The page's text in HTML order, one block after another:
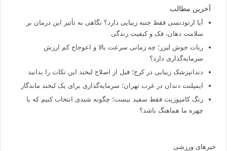
آخرین مطالب
آیا ارتودنسی فقط جنبه زیبایی دارد؟ نگاهی به تأثیر این درمان بر
سلامت دهان، فک و کیفیت زندگی
ربات جوش لیزر؛ چه زمانی سرعت بالا و اعوجاج کم ارزش
سرمایه‌گذاری دارد؟
دندانپزشک زیبایی در کرج؛ قبل از اصلاح لبخند این نکات را بدانید
ایمپلنت دندان در غرب تهران؛ سرمایه‌گذاری برای یک لبخند ماندگار
رنگ کامپوزیت فقط سفید نیست؛ چگونه شیدی انتخاب کنیم که با
چهره ما هماهنگ باشد؟
خبرهای ورزشی